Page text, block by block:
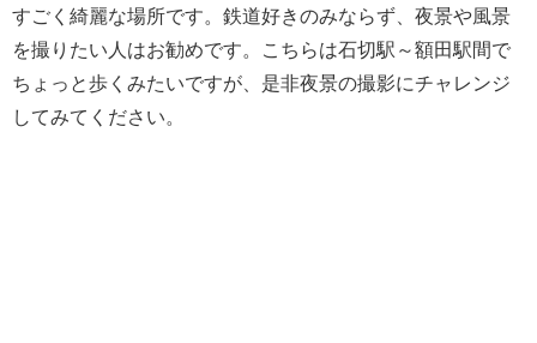
すごく綺麗な場所です。鉄道好きのみならず、夜景や風景
を撮りたい人はお勧めです。こちらは石切駅～額田駅間で
ちょっと歩くみたいですが、是非夜景の撮影にチャレンジ
してみてください。